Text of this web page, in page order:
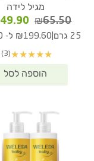
מגיל לידה
₪65.50
המחיר
המקורי
₪65.50.
49.90
25 גרם ₪199.60 ל- 100 גרם
★
★
★
★
★
(3)